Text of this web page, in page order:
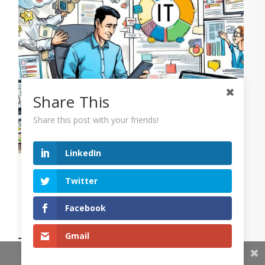
La vie quotidienne (palpitante) d’un DSI
Share This
Share this post with your friends!
LinkedIn
Twitter
Facebook
Gmail